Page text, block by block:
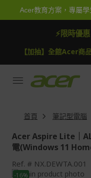
⚡限時優惠
【加抽】全館Acer商
首頁 筆記型電腦
Acer Aspire Lite｜
電(Windows 11
Ref. NX.DEWTA.001
Skip
-16%